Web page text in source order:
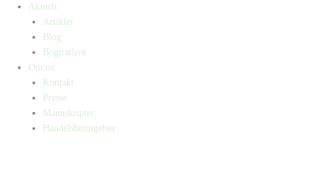
Aktuelt
Artikler
Blog
Bogtrailere
Om os
Kontakt
Presse
Manuskripter
Handelsbetingelser